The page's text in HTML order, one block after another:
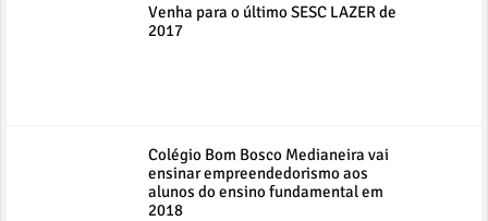
Venha para o último SESC LAZER de
2017
Colégio Bom Bosco Medianeira vai
ensinar empreendedorismo aos
alunos do ensino fundamental em
2018